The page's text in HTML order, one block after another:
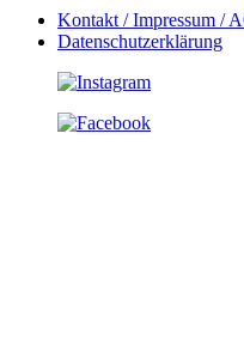
Kontakt / Impressum /
Datenschutzerklärung